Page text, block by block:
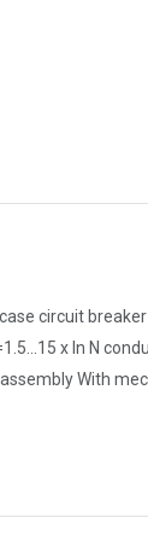
circuit breaker
x In N
With